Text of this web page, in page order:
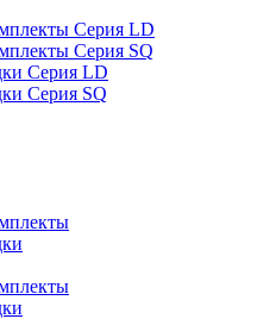
Серия LD
Серия SQ
Серия LD
Серия SQ